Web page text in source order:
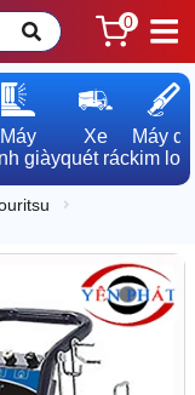
0
Máy
giày
Xe
quét rác
Máy dò
kim loại